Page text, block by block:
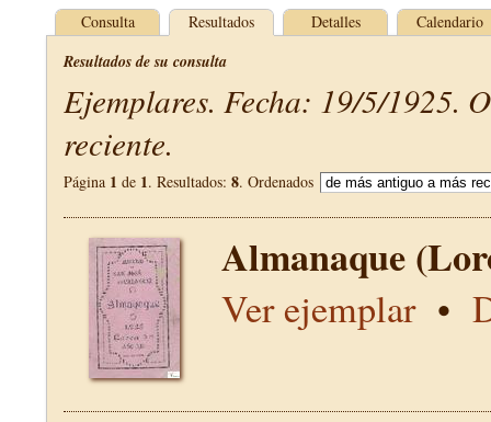
Consulta Resultados Detalles Calendario
Resultados de su consulta
Ejemplares. Fecha: 19/5/1925.
reciente.
Página 1 de 1. Resultados: 8. Ordenados
Almanaque
Ver ejemplar•